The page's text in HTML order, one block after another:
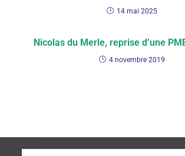
14 mai 2025
Nicolas du Merle, reprise d’une
4 novembre 2019